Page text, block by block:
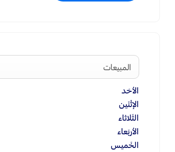
المبيعات
الأحَد
الإثْنَين
الثَلاثاء
الأربَعاء
الخَميس